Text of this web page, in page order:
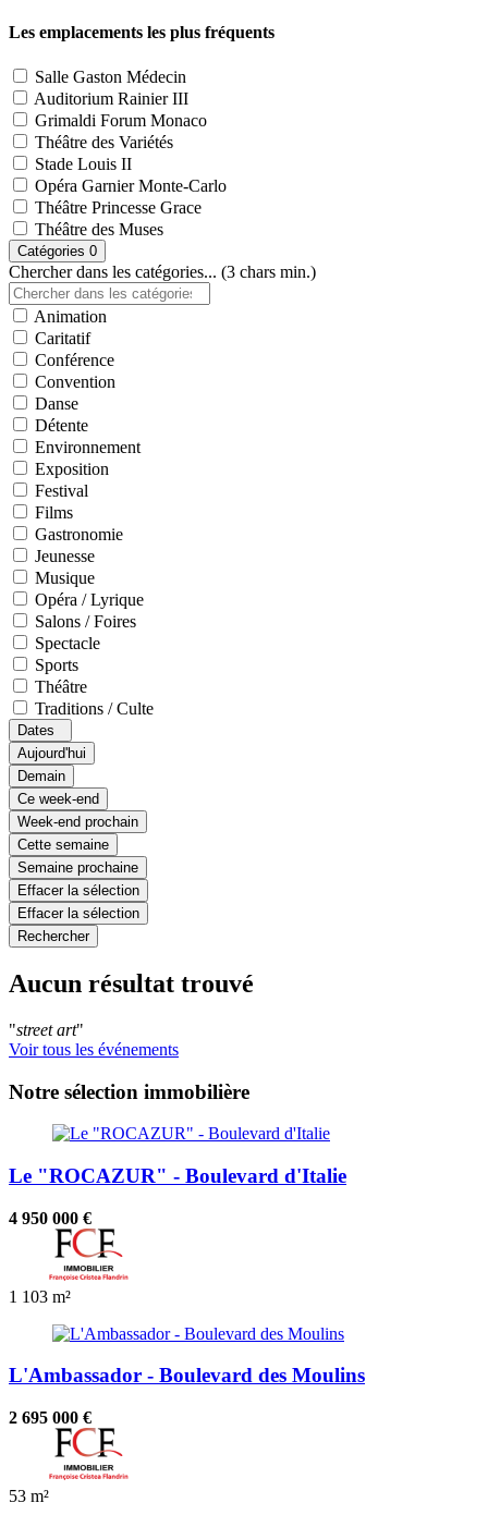
Les emplacements les plus fréquents
Salle Gaston Médecin
Auditorium Rainier III
Grimaldi Forum Monaco
Théâtre des Variétés
Stade Louis II
Opéra Garnier Monte-Carlo
Théâtre Princesse Grace
Théâtre des Muses
Catégories 0
Chercher dans les catégories... (3 chars min.)
Animation
Caritatif
Conférence
Convention
Danse
Détente
Environnement
Exposition
Festival
Films
Gastronomie
Jeunesse
Musique
Opéra / Lyrique
Salons / Foires
Spectacle
Sports
Théâtre
Traditions / Culte
Dates
Aujourd'hui
Demain
Ce week-end
Week-end prochain
Cette semaine
Semaine prochaine
Effacer la sélection
Effacer la sélection
Rechercher
Aucun résultat trouvé
"street art"
Voir tous les événements
Notre sélection immobilière
Le "ROCAZUR" - Boulevard d'Italie
4 950 000 €
1 103 m²
L'Ambassador - Boulevard des Moulins
2 695 000 €
53 m²